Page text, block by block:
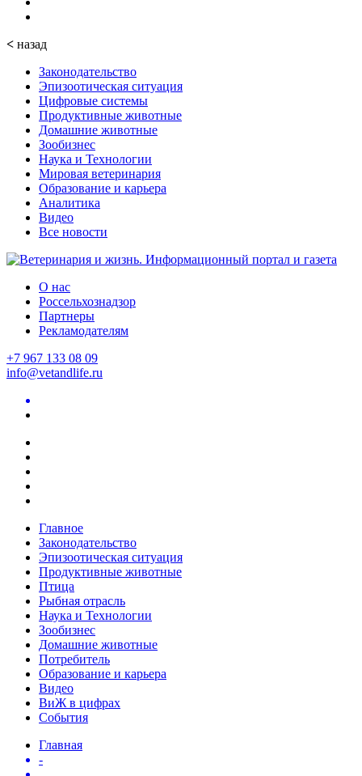
< назад
Законодательство
Эпизоотическая ситуация
Цифровые системы
Продуктивные животные
Домашние животные
Зообизнес
Наука и Технологии
Мировая ветеринария
Образование и карьера
Аналитика
Видео
Все новости
О нас
Россельхознадзор
Партнеры
Рекламодателям
+7 967 133 08 09
info@vetandlife.ru
Главное
Законодательство
Эпизоотическая ситуация
Продуктивные животные
Птица
Рыбная отрасль
Наука и Технологии
Зообизнес
Домашние животные
Потребитель
Образование и карьера
Видео
ВиЖ в цифрах
События
Главная
-